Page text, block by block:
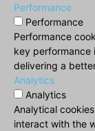
Performance
Performance
Performance
key performance
delivering a
Analytics
Analytics
Analytical
interact with the